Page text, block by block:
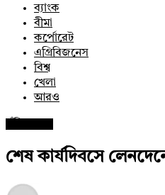
ব্যাংক
বীমা
কর্পোরেট
এগ্রিবিজনেস
বিশ্ব
খেলা
আরও
শেষ কার্যদিবসে